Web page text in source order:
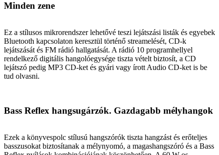
Minden zene
Ez a stílusos mikrorendszer lehetővé teszi lejátszási listák és egyebek
Bluetooth kapcsolaton keresztül történő streamelését, CD-k
lejátszását és FM rádió hallgatását. A rádió 10 programhellyel
rendelkező digitális hangolóegysége tiszta vételt biztosít, a CD
lejátszó pedig MP3 CD-ket és gyári vagy írott Audio CD-ket is be
tud olvasni.
Bass Reflex hangsugárzók. Gazdagabb mélyhangok
Ezek a könyvespolc stílusú hangszórók tiszta hangzást és erőteljes
basszusokat biztosítanak a mélynyomó, a magashangszóró és a Bass